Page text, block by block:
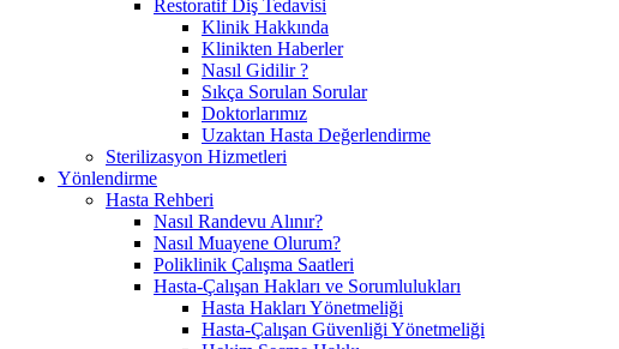
Restoratif Diş Tedavisi
Klinik Hakkında
Klinikten Haberler
Nasıl Gidilir ?
Sıkça Sorulan Sorular
Doktorlarımız
Uzaktan Hasta Değerlendirme
Sterilizasyon Hizmetleri
Yönlendirme
Hasta Rehberi
Nasıl Randevu Alınır?
Nasıl Muayene Olurum?
Poliklinik Çalışma Saatleri
Hasta-Çalışan Hakları ve Sorumlulukları
Hasta Hakları Yönetmeliği
Hasta-Çalışan Güvenliği Yönetmeliği